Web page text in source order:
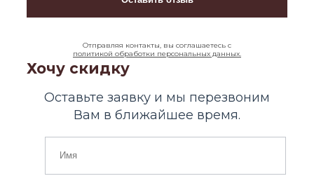
Отправляя контакты, вы соглашаетесь с
политикой обработки персональных данных.
Хочу скидку
Оставьте заявку и мы перезвоним
Вам в ближайшее время.